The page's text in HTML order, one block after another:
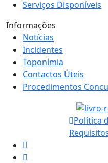
Serviços Disponíveis
Informações
Notícias
Incidentes
Toponímia
Contactos Úteis
Procedimentos
Política